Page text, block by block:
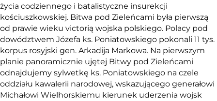
życia codziennego i batalistyczne insurekcji
kościuszkowskiej. Bitwa pod Zieleńcami była pierwszą
od prawie wieku victorią wojska polskiego. Polacy pod
dowództwem Józefa ks. Poniatowskiego pokonali 11 tys.
korpus rosyjski gen. Arkadija Markowa. Na pierwszym
planie panoramicznie ujętej Bitwy pod Zieleńcami
odnajdujemy sylwetkę ks. Poniatowskiego na czele
oddziału kawalerii narodowej, wskazującego generałowi
Michałowi Wielhorskiemu kierunek uderzenia wojsk